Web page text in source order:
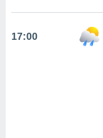
perfil
y
17:00